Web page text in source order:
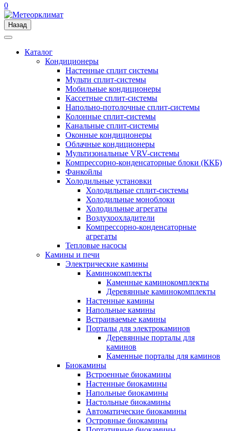
0
Назад
Каталог
Кондиционеры
Настенные сплит системы
Мульти сплит-системы
Мобильные кондиционеры
Кассетные сплит-системы
Напольно-потолочные сплит-системы
Колонные сплит-системы
Канальные сплит-системы
Оконные кондиционеры
Облачные кондиционеры
Мультизональные VRV-системы
Компрессорно-конденсаторные блоки (ККБ)
Фанкойлы
Холодильные установки
Холодильные сплит-системы
Холодильные моноблоки
Холодильные агрегаты
Воздухоохладители
Компрессорно-конденсаторные
агрегаты
Тепловые насосы
Камины и печи
Электрические камины
Каминокомплекты
Каменные каминокомплекты
Деревянные каминокомплекты
Настенные камины
Напольные камины
Встраиваемые камины
Порталы для электрокаминов
Деревянные порталы для
каминов
Каменные порталы для каминов
Биокамины
Встроенные биокамины
Настенные биокамины
Напольные биокамины
Настольные биокамины
Автоматические биокамины
Островные биокамины